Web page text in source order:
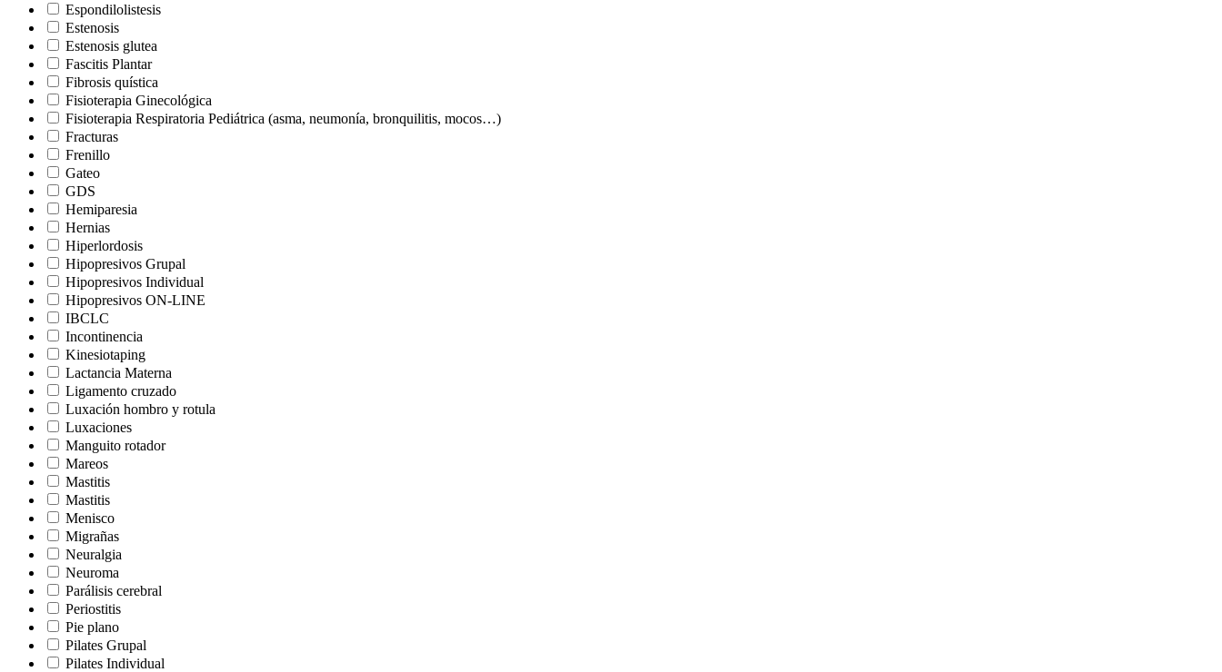
Espondilolistesis
Estenosis
Estenosis glutea
Fascitis Plantar
Fibrosis quística
Fisioterapia Ginecológica
Fisioterapia Respiratoria Pediátrica (asma, neumonía, bronquilitis, mocos…)
Fracturas
Frenillo
Gateo
GDS
Hemiparesia
Hernias
Hiperlordosis
Hipopresivos Grupal
Hipopresivos Individual
Hipopresivos ON-LINE
IBCLC
Incontinencia
Kinesiotaping
Lactancia Materna
Ligamento cruzado
Luxación hombro y rotula
Luxaciones
Manguito rotador
Mareos
Mastitis
Mastitis
Menisco
Migrañas
Neuralgia
Neuroma
Parálisis cerebral
Periostitis
Pie plano
Pilates Grupal
Pilates Individual